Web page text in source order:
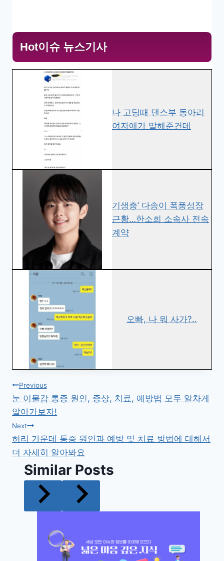
Hot이슈 뉴스기사
나 고딩때 댄스부 동아리
여자애가 말해준건데
기생충’ 다송이 폭풍성장
근황…한소희 소속사 전속
계약
오빠, 나 뭐 사가?..
글
탐
색
Previous
눈 이물감 통증 원인, 증상, 치료, 예방법 모두 알차게
알아가보자!
Next
허리 가운데 통증 원인과 예방 및 치료 방법에 대해서
더 자세히 알아봐요
Similar Posts